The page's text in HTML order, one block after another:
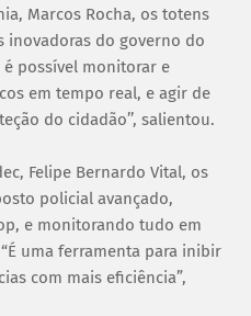
Marcos Rocha, os totens
inovadoras do governo do
é possível monitorar e
em tempo real, e agir de
do cidadão’’, salientou.
Felipe Bernardo Vital, os
policial avançado,
e monitorando tudo em
uma ferramenta para inibir
com mais eficiência”,